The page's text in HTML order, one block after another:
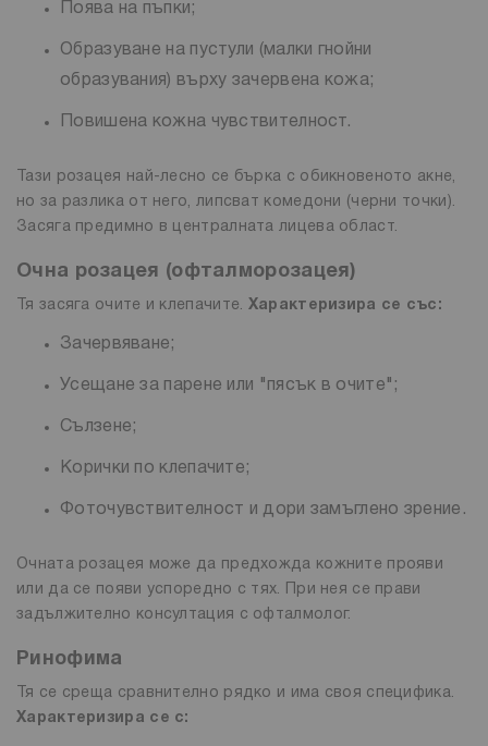
Поява на пъпки;
Образуване на пустули (малки гнойни
образувания) върху зачервена кожа;
Повишена кожна чувствителност.
Тази розацея най-лесно се бърка с обикновеното акне,
но за разлика от него, липсват комедони (черни точки).
Засяга предимно в централната лицева област.
Очна розацея (офталморозацея)
Тя засяга очите и клепачите. Характеризира се със:
Зачервяване;
Усещане за парене или "пясък в очите";
Сълзене;
Корички по клепачите;
Фоточувствителност и дори замъглено зрение.
Очната розацея може да предхожда кожните прояви
или да се появи успоредно с тях. При нея се прави
задължително консултация с офталмолог.
Ринофима
Тя се среща сравнително рядко и има своя специфика.
Характеризира се с: